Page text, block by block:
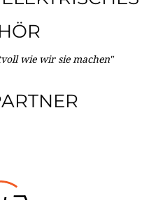
wie wir sie machen"